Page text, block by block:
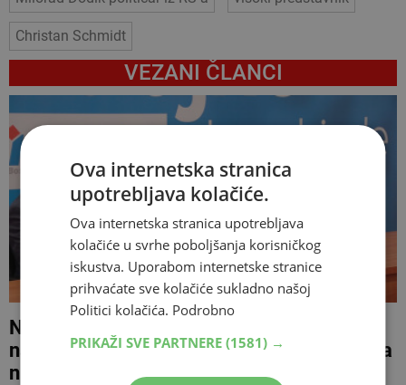
Christan Schmidt
VEZANI ČLANCI
Nikšić jučerašnje poruke Dodika i Čovića
nazvao predizbornim: Nema trećeg entiteta
niti ikakvog separatizma, OHR ostaje
Ova internetska stranica
upotrebljava kolačiće.
Ova internetska stranica upotrebljava
kolačiće u svrhe poboljšanja korisničkog
iskustva. Uporabom internetske stranice
prihvaćate sve kolačiće sukladno našoj
Politici kolačića. Podrobno
PRIKAŽI SVE PARTNERE (1581) →